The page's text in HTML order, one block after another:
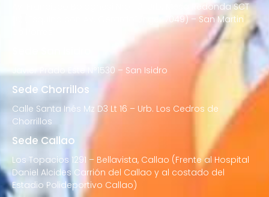
Av. Francisco Bolognesi Nro. 101 Urb. Mesa Redonda SCT
02 (Esquina con Av. Gerardo Unger 7049) – San Martin
Javier Prado Este N°1530 – San Isidro
Sede Chorrillos
Calle Santa Inés Mz D3 Lt 16 – Urb. Los Cedros de
Chorrillos
Sede Callao
Los Topacios 1291 – Bellavista, Callao (Frente al Hospital
Daniel Alcides Carrión del Callao y al costado del
Estadio Polideportivo Callao)